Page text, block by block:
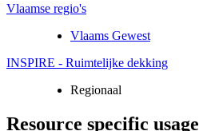
Vlaamse regio's
Vlaams Gewest
INSPIRE - Ruimtelijke dekking
Regionaal
Resource specific usage